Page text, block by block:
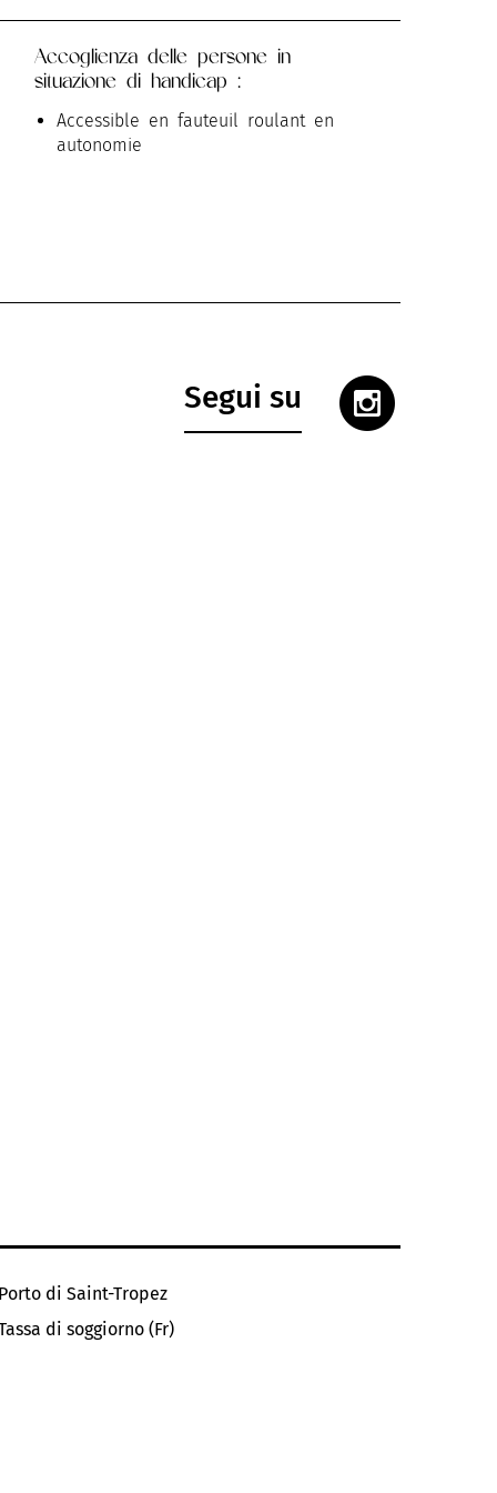
Accoglienza delle persone in
situazione di handicap :
Accessible en fauteuil roulant en
autonomie
Segui su
di Saint-Tropez
di soggiorno (Fr)